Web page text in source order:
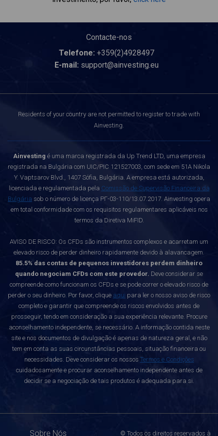
Contacte-nos
Telefone: +359(2)4928497
E-mail: support@ainvesting.eu
Residents of your country are not permitted to register to trade with
Ainvesting.
Ainvesting é uma marca registrada da Up Trend LTD, uma empresa
registrada na Bulgária com UIC/PIC 121527003, com sede em 51A Nikola
Y. Vaptsarov Blvd., 1407 Sófia, Bulgária. A empresa está autorizada,
licenciada e regulamentada pela Comissão de Supervisão Financeira da
Bulgária sob o número de licença РГ-03-110/13.07.2017. Ainvesting opera
em total conformidade com os requisitos regulamentares aplicáveis nos
termos da Diretiva MiFID.
AVISO DE RISCO: Os CFDs são instrumentos complexos e acarretam um
elevado risco de perder dinheiro rapidamente devido à alavancagem.
85.5% das contas de pequenos investidores perdem dinheiro
quando negociam CFDs com este provedor. Deve considerar se
compreende como funcionam os CFDs e se pode correr o elevado risco de
perder o seu dinheiro. Por favor, clique aqui para ler o nosso aviso de risco
completo e garantir que compreende os riscos envolvidos antes de
prosseguir, tendo em consideração a sua experiência relevante. Procure
aconselhamento independente, se necessário. A informação contida neste
site e nos documentos de divulgação é apenas de natureza geral, e não
tem em conta as suas circunstâncias pessoais, situação financeira ou
necessidades. Deve considerar os nossos Termos e Condições
cuidadosamente e procurar aconselhamento independente antes de
decidir se a negociação de tais produtos é adequada para si.
Sobre Nós © Todos os direitos reservados à